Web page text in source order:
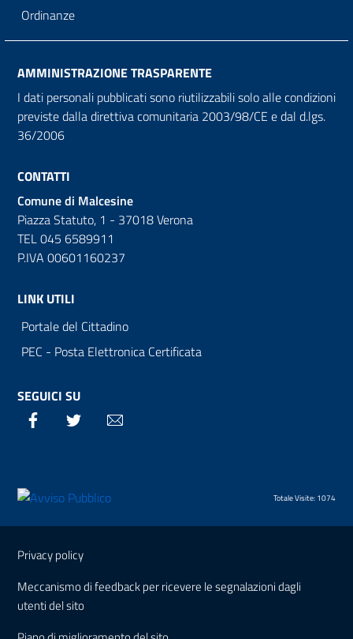
Ordinanze
AMMINISTRAZIONE TRASPARENTE
I dati personali pubblicati sono riutilizzabili solo alle condizioni
previste dalla direttiva comunitaria 2003/98/CE e dal d.lgs.
36/2006
CONTATTI
Comune di Malcesine
Piazza Statuto, 1 - 37018 Verona
TEL 045 6589911
P.IVA 00601160237
LINK UTILI
Portale del Cittadino
PEC - Posta Elettronica Certificata
SEGUICI SU
Facebook Twitter
Totale Visite: 1074
Sezione Link Utili
Privacy policy
Meccanismo di feedback per ricevere le segnalazioni dagli
utenti del sito